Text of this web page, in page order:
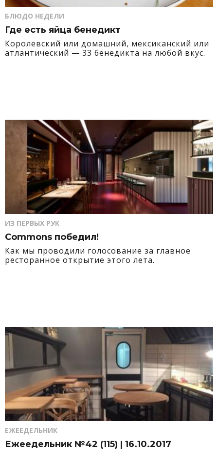
БЛЮДО НЕДЕЛИ
Где есть яйца бенедикт
Королевский или домашний, мексиканский или
атлантический — 33 бенедикта на любой вкус.
ИЗ ПЕРВЫХ РУК
Commons победил!
Как мы проводили голосование за главное
ресторанное открытие этого лета.
ЕЖЕЕДЕЛЬНИК
Ежеедельник №42 (115) | 16.10.2017